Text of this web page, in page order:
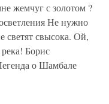
жемчуг с золотом ?
Не нужно
свысока. Ой,
Борис
о Шамбале